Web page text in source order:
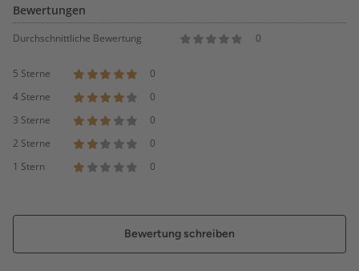
Bewertungen
Durchschnittliche Bewertung 0
5 Sterne
0
4 Sterne
0
3 Sterne
0
2 Sterne
0
1 Stern
0
Bewertung schreiben